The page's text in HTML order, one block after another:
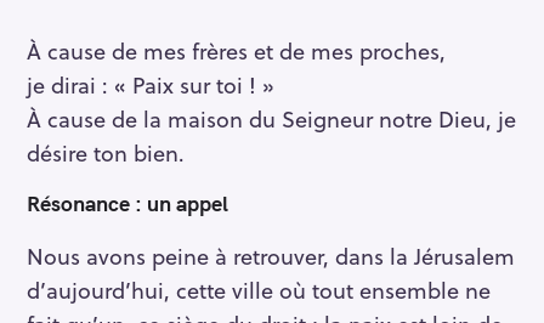
À cause de mes frères et de mes proches,
je dirai : « Paix sur toi ! »
À cause de la maison du Seigneur notre Dieu, je
désire ton bien.
Résonance : un appel
Nous avons peine à retrouver, dans la Jérusalem
d’aujourd’hui, cette ville où tout ensemble ne